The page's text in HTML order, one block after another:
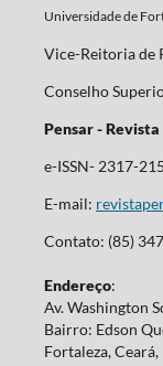
Universidade de
Vice-Reitoria de
Conselho
Pensar -
e-ISSN- 2317-
E-mail:
Contato: (85)
Endereço:
Av. Washington
Bairro: Edson
Fortaleza,